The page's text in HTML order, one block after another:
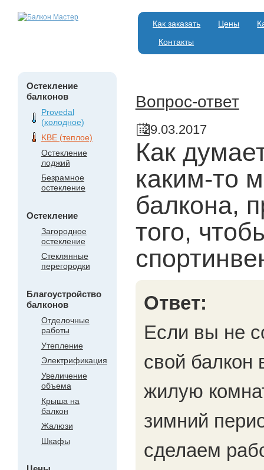
Как заказать Цены
Контакты
Остекление
балконов
Provedal
(холодное)
KBE (теплое)
Остекление
лоджий
Безрамное
остекление
Остекление
Загородное
остекление
Стеклянные
перегородки
Благоустройство
балконов
Отделочные
работы
Утепление
Электрификация
Увеличение
объема
Крыша на
балкон
Жалюзи
Шкафы
Вопрос-ответ
29.03.2017
Как
каким-то
балкона,
того,
Ответ:
Если вы не
свой балкон
жилую
зимний
сделаем